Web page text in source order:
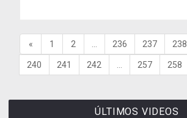
« 1 2 236 237 238
240 241 242 257 258
ÚLTIMOS VIDEOS